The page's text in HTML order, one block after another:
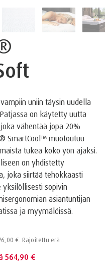
uniin täysin uudella
on käytetty uutta
vähentää jopa 20%
SmartCool™️ muotoutuu
tukea koko yön ajaksi.
on yhdistetty
joka siirtää tehokkaasti
yksilöllisesti sopivin
asiantuntijan
ja myymälöissä.
€. Rajoitettu erä.
564,90 €